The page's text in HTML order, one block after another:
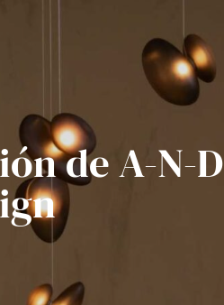
de A-N-D